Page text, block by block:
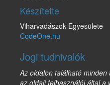
Készítette
Viharvadászok Egyesülete
CodeOne.hu
Jogi tudnivalók
Az oldalon található
az oldali felhasználói által a